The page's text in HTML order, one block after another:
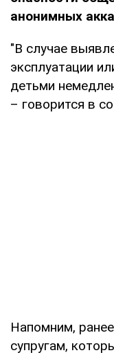
анонимных
"В случае
эксплуатации
детьми
– говорится в
Напомним,
супругам,